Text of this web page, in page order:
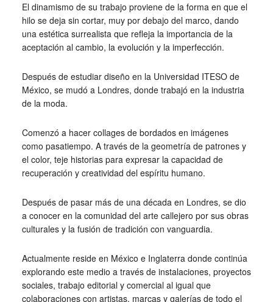
El dinamismo de su trabajo proviene de la forma en que el
hilo se deja sin cortar, muy por debajo del marco, dando
una estética surrealista que refleja la importancia de la
aceptación al cambio, la evolución y la imperfección.
Después de estudiar diseño en la Universidad ITESO de
México, se mudó a Londres, donde trabajó en la industria
de la moda.
Comenzó a hacer collages de bordados en imágenes
como pasatiempo. A través de la geometría de patrones y
el color, teje historias para expresar la capacidad de
recuperación y creatividad del espíritu humano.
Después de pasar más de una década en Londres, se dio
a conocer en la comunidad del arte callejero por sus obras
culturales y la fusión de tradición con vanguardia.
Actualmente reside en México e Inglaterra donde continúa
explorando este medio a través de instalaciones, proyectos
sociales, trabajo editorial y comercial al igual que
colaboraciones con artistas, marcas y galerías de todo el